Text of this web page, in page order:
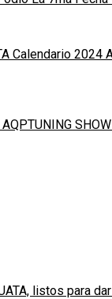
Calendario 2024
listos para